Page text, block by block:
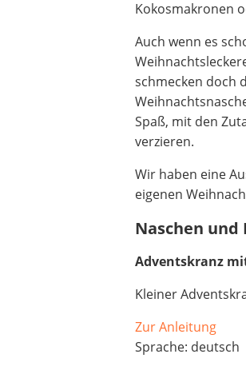
Elektrische Pfeffermühle
Ferngesteuertes Auto
Beheizbare Handschuhe
Kokosmakronen
Auch wenn es
schmecken doch
Spaß, mit den
verzieren.
Wir haben eine
eigenen
Naschen und
Adventskranz
Kleiner
Zur Anleitung
Sprache: deutsch